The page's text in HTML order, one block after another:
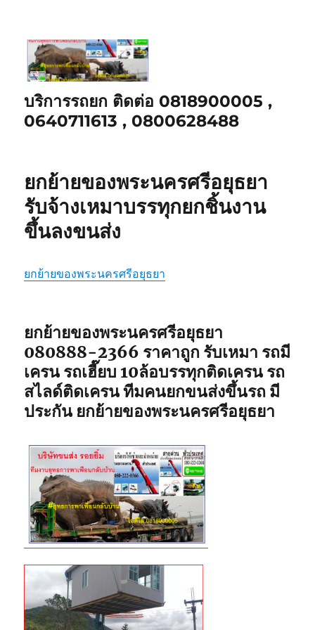
บริการรถยก ติดต่อ 0818900005 ,
0640711613 , 0800628488
ยกย้ายของพระนครศรีอยุธยา
รับจ้างเหมาบรรทุกยกชิ้นงาน
ขึ้นลงขนส่ง
ยกย้ายของพระนครศรีอยุธยา
ยกย้ายของพระนครศรีอยุธยา
080888-2366 ราคาถูก รับเหมา รถมี
เครน รถเฮี๊ยบ 10ล้อบรรทุกติดเครน รถ
สไลด์ติดเครน ทีมคนยกขนส่งขึ้นรถ มี
ประกัน ยกย้ายของพระนครศรีอยุธยา